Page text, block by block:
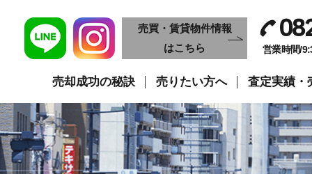
売却成功の秘訣 売りたい方へ 査定実績・
売買・賃貸物件情報
はこちら
営業時間/